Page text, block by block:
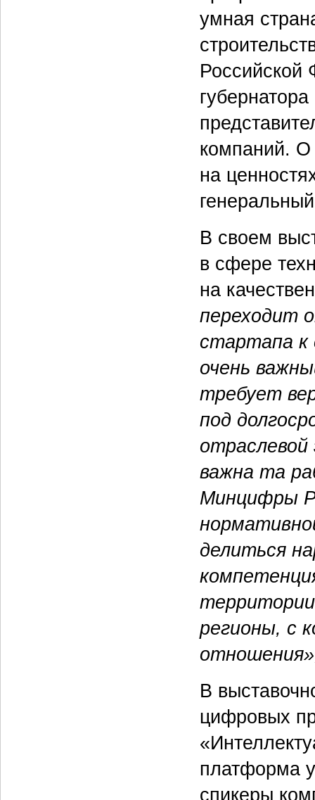
умная
Российской
компаний. О
на
В своем
в сфере
на
переходит
стартапа к
очень
требует
под
важна та
Минцифры
делиться
регионы, с
В
цифровых
платформа
спикеры